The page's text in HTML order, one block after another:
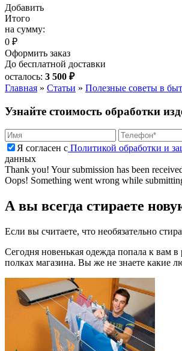
Добавить
Итого
на сумму:
0 ₽
Оформить заказ
До бесплатной доставки
осталось: 3 500 ₽
Главная » Статьи » Полезные советы в
Узнайте стоимость обработки
Я согласен с Политикой обработки и
данных
Thank you! Your submission has been
Oops! Something went wrong while
А вы всегда стираете
Если вы считаете, что необязательно
Сегодня новенькая одежда попала к вам
полках магазина. Вы же не знаете